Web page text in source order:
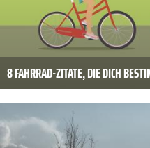
8 FAHRRAD-ZITATE, DIE DICH